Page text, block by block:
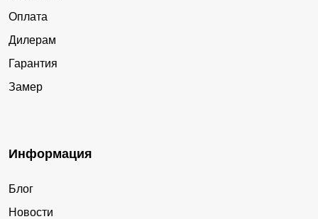
Оплата
Дилерам
Гарантия
Замер
Информация
Блог
Новости